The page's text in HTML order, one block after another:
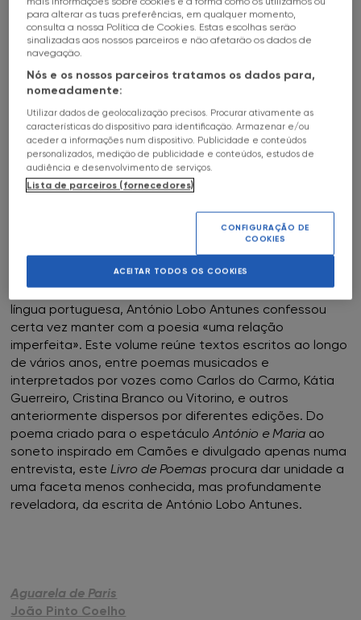
FNAC Alameda
FNAC Alfragide
FNAC AlgarveShopping
FNAC Almada
FNAC Amoreiras
FNAC Braga
FNAC Cascais
FNAC Castelo Branco
FNAC Chiado
FNAC Coimbra
FNAC Colombo
FNAC Gaia
que, sem fazer mais do que cuidar da sua casa, se
torna o centro das atenções e das expectativas
coletivas. Entre o humor, o absurdo e uma reflexão
mordaz sobre a ignorância e o conhecimento, Valter
Hugo Mãe constrói uma alegoria sobre o nosso tempo,
um século em que a informação parece multiplicar-se
mais depressa do que a sabedoria.
Mais conhecido como um dos grandes romancistas da
língua portuguesa, António Lobo Antunes confessou
certa vez manter com a poesia «uma relação
imperfeita». Este volume reúne textos escritos ao longo
de vários anos, entre poemas musicados e
interpretados por vozes como Carlos do Carmo, Kátia
Guerreiro, Cristina Branco ou Vitorino, e outros
anteriormente dispersos por diferentes edições. Do
poema criado para o espetáculoAntónio e Maria ao
soneto inspirado em Camões e divulgado apenas numa
entrevista, esteLivro de Poemas procura dar unidade a
uma faceta menos conhecida, mas profundamente
reveladora, da escrita de António Lobo Antunes.
Aguarela de Paris
João Pinto Coelho
para alterar as tuas preferências, em qualquer momento,
consulta a nossa Política de Cookies. Estas escolhas serão
sinalizadas aos nossos parceiros e não afetarão os dados de
navegação.
Nós e os nossos parceiros tratamos os dados para,
nomeadamente:
Utilizar dados de geolocalização precisos. Procurar ativamente as
características do dispositivo para identificação. Armazenar e/ou
aceder a informações num dispositivo. Publicidade e conteúdos
personalizados, medição de publicidade e conteúdos, estudos de
audiência e desenvolvimento de serviços.
Lista de parceiros (fornecedores)
CONFIGURAÇÃO DE
COOKIES
ACEITAR TODOS OS COOKIES